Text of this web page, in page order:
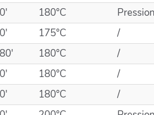
180°C
175°C
/
180°C
/
180°C
/
180°C
/